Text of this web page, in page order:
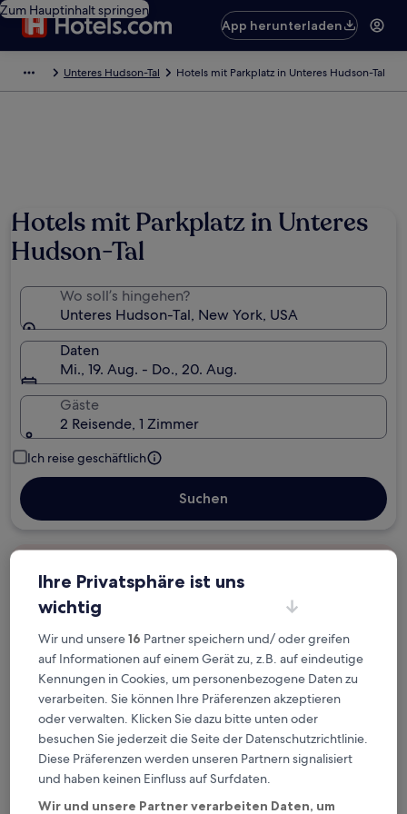
Zum Hauptinhalt springen
App herunterladen
Unteres Hudson-Tal Hotels mit Parkplatz in Unteres Hudson-Tal
Hotels mit Parkplatz in Unteres
Hudson-Tal
Wo soll’s hingehen?
Unteres Hudson-Tal, New York, USA
Daten
Mi., 19. Aug. - Do., 20. Aug.
Gäste
2 Reisende, 1 Zimmer
Ich reise geschäftlich
Suchen
Kostenlose Stornierung bei
Planänderungen
Verdiene Prämien für jede
wahrgenommene Übernachtung
Mehr sparen mit Preisen für Mitglieder
Überprüfe die Preise für diese Daten
Ihre Privatsphäre ist uns
wichtig
Wir und unsere16 Partner speichern und/ oder greifen
auf Informationen auf einem Gerät zu, z.B. auf eindeutige
Kennungen in Cookies, um personenbezogene Daten zu
verarbeiten. Sie können Ihre Präferenzen akzeptieren
oder verwalten. Klicken Sie dazu bitte unten oder
besuchen Sie jederzeit die Seite der Datenschutzrichtlinie.
Diese Präferenzen werden unseren Partnern signalisiert
und haben keinen Einfluss auf Surfdaten.
Wir und unsere Partner verarbeiten Daten, um